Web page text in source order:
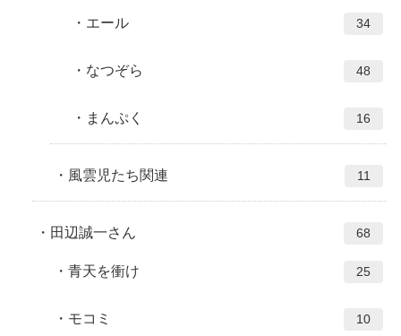
エール 34
なつぞら 48
まんぷく 16
風雲児たち関連 11
田辺誠一さん 68
青天を衝け 25
モコミ 10